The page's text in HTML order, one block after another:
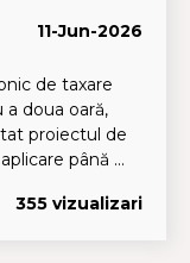
11-Jun-2026
de taxare
doua oară,
proiectul de
până ...
355 vizualizari